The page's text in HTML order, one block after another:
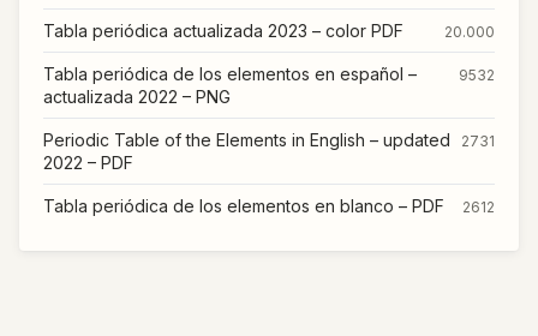
Tabla periódica actualizada 2023 – color PDF 20.000
Tabla periódica de los elementos en español –
actualizada 2022 – PNG
9532
Periodic Table of the Elements in English – updated
2022 – PDF
2731
Tabla periódica de los elementos en blanco – PDF 2612